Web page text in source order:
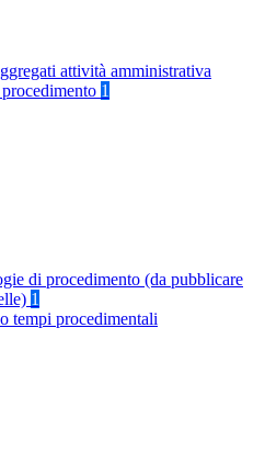
attività amministrativa
1
di procedimento (da pubblicare
1
tempi procedimentali